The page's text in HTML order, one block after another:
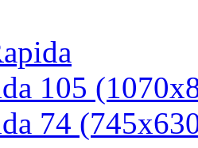
105
74